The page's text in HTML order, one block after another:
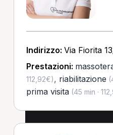
Indirizzo: Via Fiorita
Prestazioni:
112,92€), riabilitazione
prima visita(45 min ·